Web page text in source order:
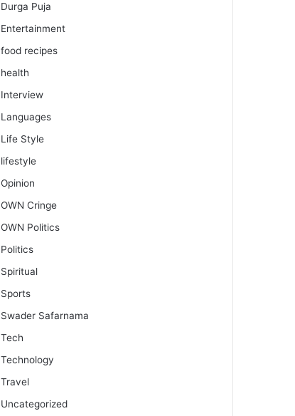
Durga Puja
Entertainment
food recipes
health
Interview
Languages
Life Style
lifestyle
Opinion
OWN Cringe
OWN Politics
Politics
Spiritual
Sports
Swader Safarnama
Tech
Technology
Travel
Uncategorized